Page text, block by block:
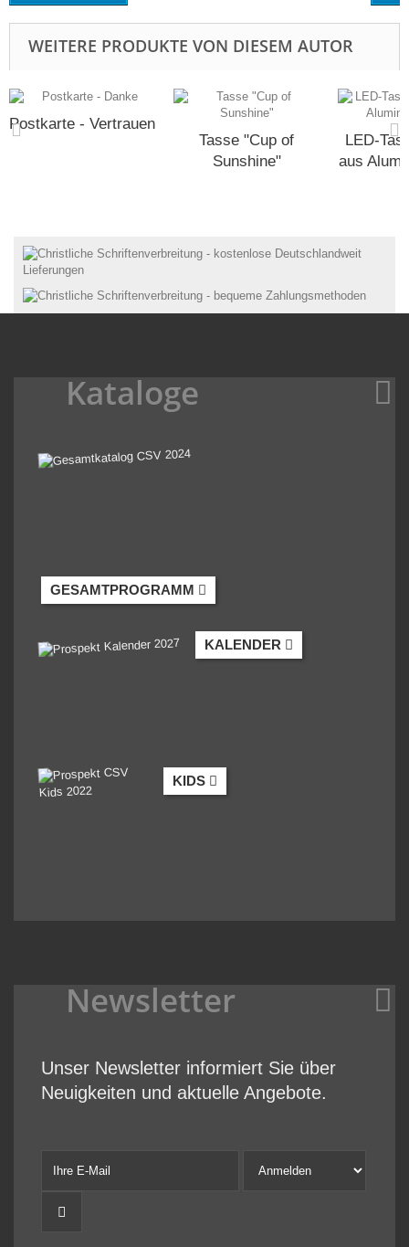
WEITERE PRODUKTE VON DIESEM AUTOR
Postkarte - Vertrauen
Tasse "Cup of
Sunshine"
LED-
aus
Kataloge
GESAMTPROGRAMM
KALENDER
KIDS
Newsletter
Unser Newsletter informiert Sie über
Neuigkeiten und aktuelle Angebote.